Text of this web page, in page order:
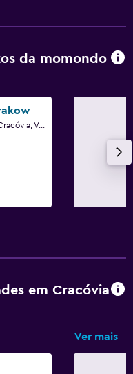
da momondo
Ul. Nadwislanska 6, Cracóvia, Voivodia da Pequena Polónia
em Cracóvia
Ver mais